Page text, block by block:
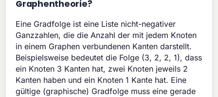
Graphentheorie?
Eine Gradfolge ist eine Liste nicht-negativer
Ganzzahlen, die die Anzahl der mit jedem Knoten
in einem Graphen verbundenen Kanten darstellt.
Beispielsweise bedeutet die Folge (3, 2, 2, 1), dass
ein Knoten 3 Kanten hat, zwei Knoten jeweils 2
Kanten haben und ein Knoten 1 Kante hat. Eine
gültige (graphische) Gradfolge muss eine gerade